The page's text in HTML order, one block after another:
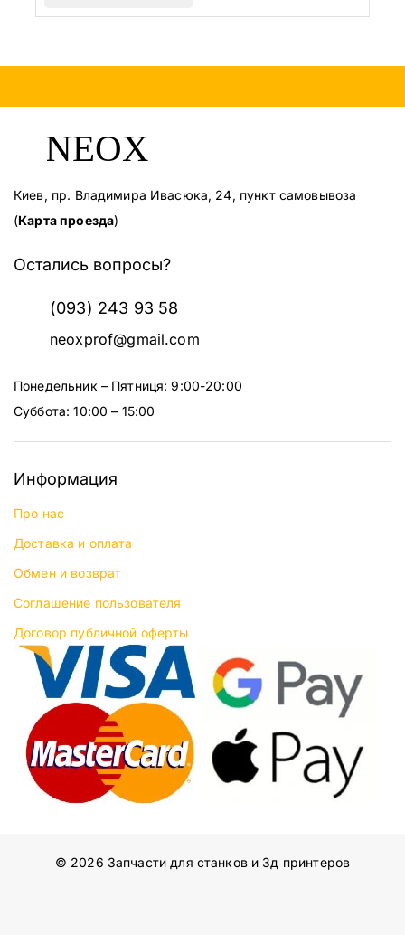
Киев, пр. Владимира Ивасюка, 24, пункт самовывоза
(Карта проезда)
Остались вопросы?
(093) 243 93 58
neoxprof@gmail.com
Понедельник – Пятниця: 9:00-20:00
Суббота: 10:00 – 15:00
Информация
Про нас
Доставка и оплата
Обмен и возврат
Соглашение пользователя
Договор публичной оферты
© 2026 Запчасти для станков и 3д принтеров